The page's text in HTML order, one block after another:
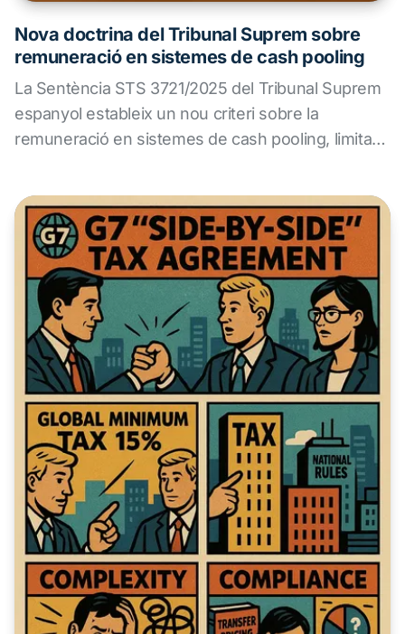
Nova doctrina del Tribunal Suprem sobre
remuneració en sistemes de cash pooling
La Sentència STS 3721/2025 del Tribunal Suprem
espanyol estableix un nou criteri sobre la
remuneració en sistemes de cash pooling, limitant
analitza l'impacte d'aquesta decisió i ofereix
orientació per a la revisió de polítiques
intragrupals.